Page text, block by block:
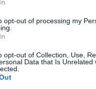
opt-out of processing my
opt-out of Collection, Use,
Data that Is
.
design